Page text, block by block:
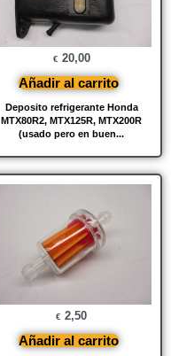
Deposito refrigerante Honda
MTX80R2, MTX125R, MTX200R
(usado pero en buen...
€ 20,00
Añadir al carrito
€ 2,50
Añadir al carrito